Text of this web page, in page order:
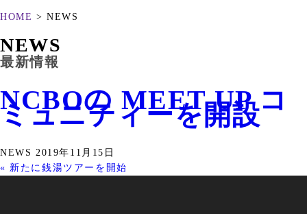
HOME > NEWS
NEWS
最新情報
NCBOの MEET UP コ
ミュニティーを開設
NEWS 2019年11月15日
« 新たに銭湯ツアーを開始